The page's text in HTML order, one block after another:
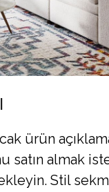
ürün
satın almak
Stil